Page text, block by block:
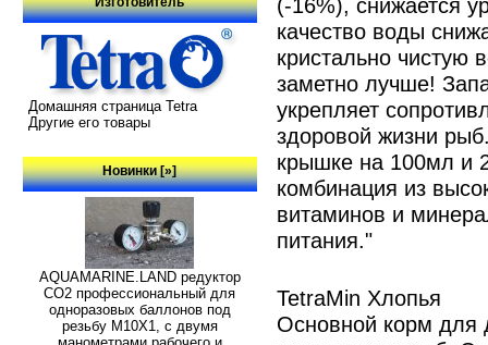
Домашняя страница Tetra
Другие его товары
Новинки [»]
AQUAMARINE.LAND редуктор
СО2 профессиональный для
одноразовых баллонов под
резьбу M10X1, с двумя
качество воды
кристально чистую
заметно лучше!
укрепляет
здоровой жизни
крышке на 100мл и
комбинация из
витаминов и
питания."
TetraMin Хлопья
Основной корм для